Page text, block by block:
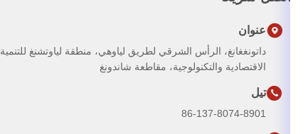
عنوان
داتونغغانغ، الرأس الشرقي لطريق لياوهي، منطقة لياوتشنغ للتنمية
الاقتصادية والتكنولوجية، مقاطعة شاندونغ
تيل
86-137-8074-8901